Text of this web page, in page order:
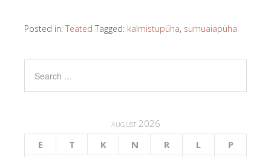
Posted in: Teated Tagged: kalmistupüha, surnuaiapüha
august 2026
E
T K N R L
P